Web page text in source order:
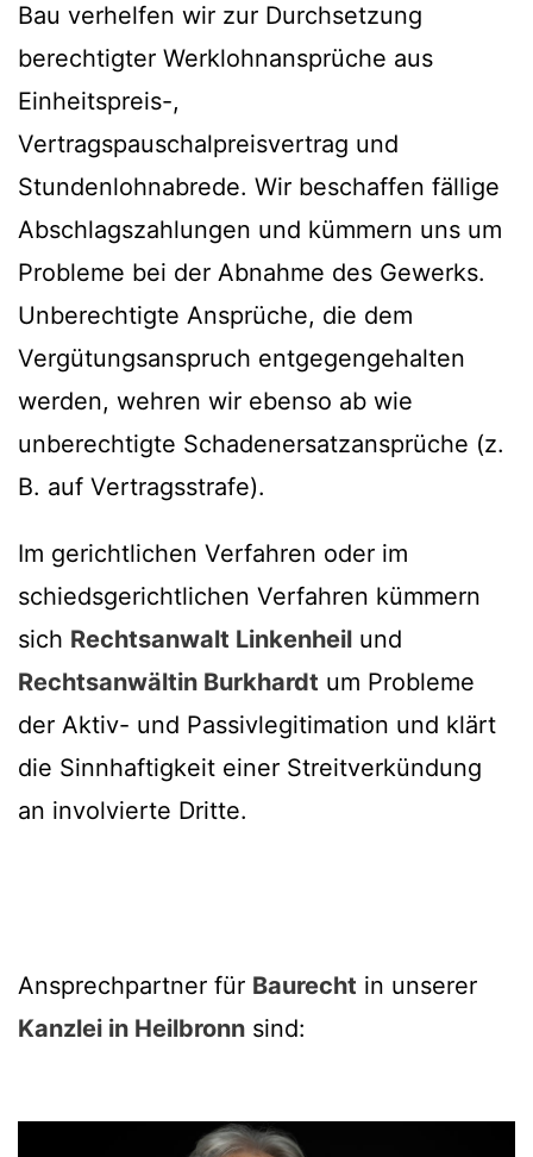
Bau verhelfen wir zur Durchsetzung
berechtigter Werklohnansprüche aus
Einheitspreis-,
Vertragspauschalpreisvertrag und
Stundenlohnabrede. Wir beschaffen fällige
Abschlagszahlungen und kümmern uns um
Probleme bei der Abnahme des Gewerks.
Unberechtigte Ansprüche, die dem
Vergütungsanspruch entgegengehalten
werden, wehren wir ebenso ab wie
unberechtigte Schadenersatzansprüche (z.
B. auf Vertragsstrafe).
Im gerichtlichen Verfahren oder im
schiedsgerichtlichen Verfahren kümmern
sich Rechtsanwalt Linkenheil und
Rechtsanwältin Burkhardt um Probleme
der Aktiv- und Passivlegitimation und klärt
die Sinnhaftigkeit einer Streitverkündung
an involvierte Dritte.
Ansprechpartner für Baurecht in unserer
Kanzlei in Heilbronn sind: